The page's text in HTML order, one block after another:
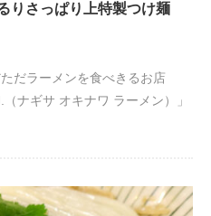
りさっぱり上特製つけ麺
だラーメンを食べきるお店
（ナギサ オキナワ ラーメン）」